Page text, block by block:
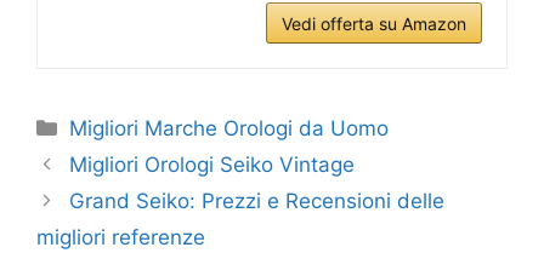
Vedi offerta su Amazon
Categorie
Migliori Marche Orologi da Uomo
Migliori Orologi Seiko Vintage
Grand Seiko: Prezzi e Recensioni delle
migliori referenze